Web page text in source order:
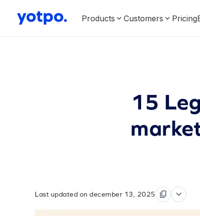
Products Customers Pricing
15
Last updated on december 13, 2025